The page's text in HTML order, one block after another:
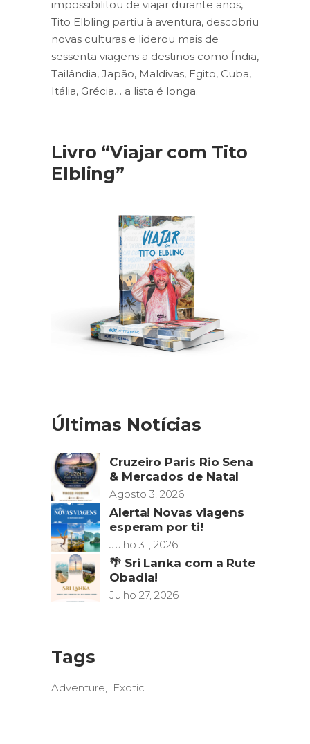
impossibilitou de viajar durante anos,
Tito Elbling partiu à aventura, descobriu
novas culturas e liderou mais de
sessenta viagens a destinos como Índia,
Tailândia, Japão, Maldivas, Egito, Cuba,
Itália, Grécia… a lista é longa.
Livro “Viajar com Tito
Elbling”
Últimas Notícias
Cruzeiro Paris Rio Sena
& Mercados de Natal
Agosto 3, 2026
Alerta! Novas viagens
esperam por ti!
Julho 31, 2026
🌴 Sri Lanka com a Rute
Obadia!
Julho 27, 2026
Tags
Adventure Exotic